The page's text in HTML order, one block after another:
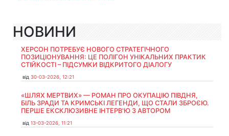
НОВИНИ
ХЕРСОН ПОТРЕБУЄ НОВОГО СТРАТЕГІЧНОГО
ПОЗИЦІОНУВАННЯ: ЦЕ ПОЛІГОН УНІКАЛЬНИХ ПРАКТИК
СТІЙКОСТІ – ПІДСУМКИ ВІДКРИТОГО ДІАЛОГУ
від 30-03-2026, 12:21
«ШЛЯХ МЕРТВИХ» — РОМАН ПРО ОКУПАЦІЮ ПІВДНЯ,
БІЛЬ ЗРАДИ ТА КРИМСЬКІ ЛЕГЕНДИ, ЩО СТАЛИ ЗБРОЄЮ.
ПЕРШЕ ЕКСКЛЮЗИВНЕ ІНТЕРВ'Ю З АВТОРОМ
від 13-03-2026, 11:21